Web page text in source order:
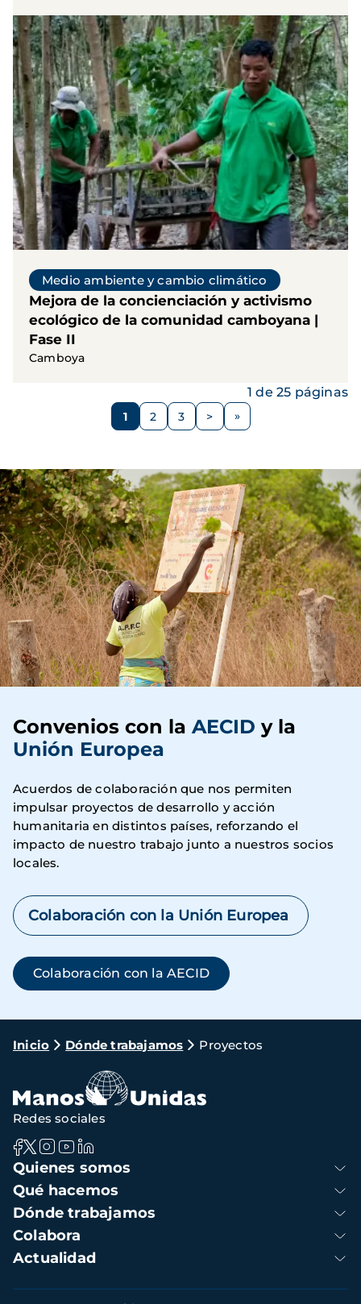
Medio ambiente y cambio climático
Mejora de la concienciación y activismo
ecológico de la comunidad camboyana |
Fase II
Camboya
Página
1 Página
2 Página
3
Siguiente
>
1 de 25 páginas
Convenios con la AECID y la
Unión Europea
Acuerdos de colaboración que nos permiten
impulsar proyectos de desarrollo y acción
humanitaria en distintos países, reforzando el
impacto de nuestro trabajo junto a nuestros socios
locales.
Colaboración con la Unión Europea
Colaboración con la AECID
Ruta
navegación
Inicio Dónde trabajamos Proyectos
Navegación
principal
Quienes somos
Qué hacemos
Dónde trabajamos
Colabora
Actualidad
Redes sociales